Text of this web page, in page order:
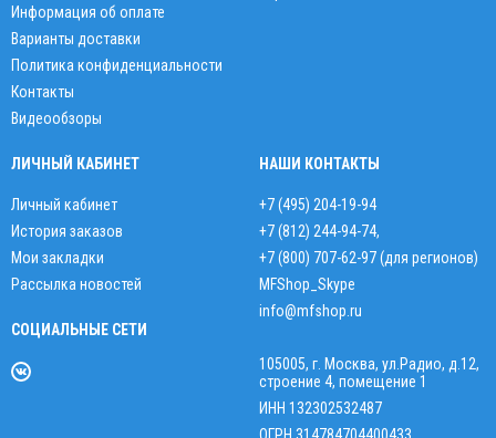
Информация об оплате
Варианты доставки
Политика конфиденциальности
Контакты
Видеообзоры
ЛИЧНЫЙ КАБИНЕТ
Личный кабинет
История заказов
Мои закладки
Рассылка новостей
СОЦИАЛЬНЫЕ СЕТИ
НАШИ КОНТАКТЫ
+7 (495) 204-19-94
+7 (812) 244-94-74,
+7 (800) 707-62-97 (для регионов)
MFShop_Skype
info@mfshop.ru
105005, г. Москва, ул.Радио, д.12,
строение 4, помещение 1
ИНН 132302532487